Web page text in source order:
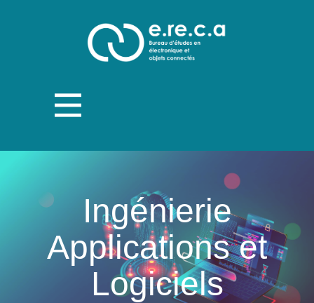
Ingénierie
Applications et
Logiciels